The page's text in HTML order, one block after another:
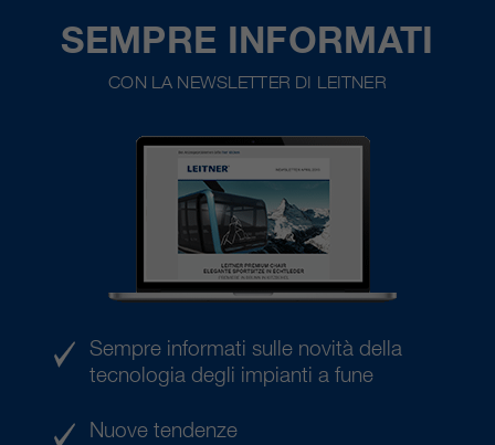
SEMPRE INFORMATI
CON LA NEWSLETTER DI LEITNER
Sempre informati sulle novità della
tecnologia degli impianti a fune
Nuove tendenze